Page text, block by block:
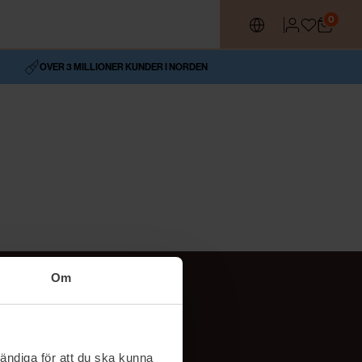
Om
för att du ska kunna
0
OVER 3 MILLIONER KUNDER I NORDEN
Social